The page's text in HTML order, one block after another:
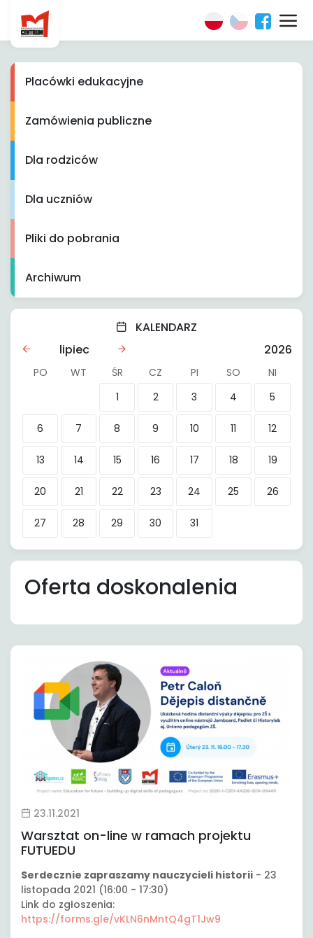
Placówki edukacyjne
Zamówienia publiczne
Dla rodziców
Dla uczniów
Pliki do pobrania
Archiwum
KALENDARZ
lipiec
2026
PO WT ŚR CZ PI SO
NI
1
2 3 4 5
6 7 8 9 10 11 12
13 14 15 16 17 18 19
20 21 22 23 24 25 26
27 28 29 30 31
Oferta doskonalenia
23.11.2021
Warsztat on-line w ramach projektu
FUTUEDU
Serdecznie zapraszamy nauczycieli historii - 23
listopada 2021 (16:00 - 17:30)
Link do zgłoszenia:
https://forms.gle/vKLN6nMntQ4gT1Jw9